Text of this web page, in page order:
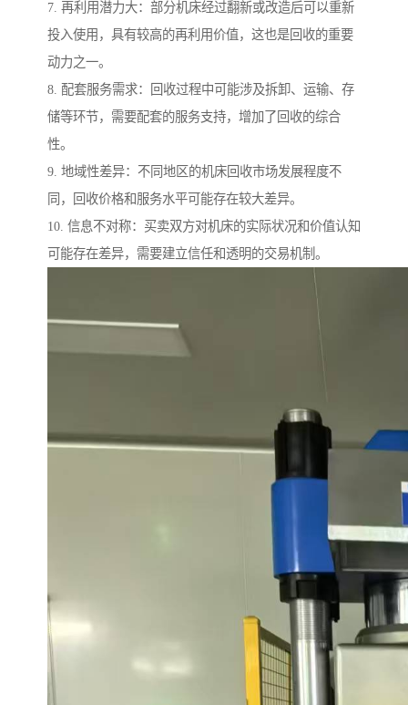
7. 再利用潜力大：部分机床经过翻新或改造后可以重新
投入使用，具有较高的再利用价值，这也是回收的重要
动力之一。
8. 配套服务需求：回收过程中可能涉及拆卸、运输、存
储等环节，需要配套的服务支持，增加了回收的综合
性。
9. 地域性差异：不同地区的机床回收市场发展程度不
同，回收价格和服务水平可能存在较大差异。
10. 信息不对称：买卖双方对机床的实际状况和价值认知
可能存在差异，需要建立信任和透明的交易机制。